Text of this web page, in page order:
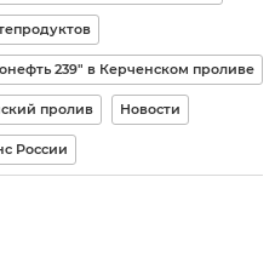
239" в Керченском проливе
пролив Новости
России